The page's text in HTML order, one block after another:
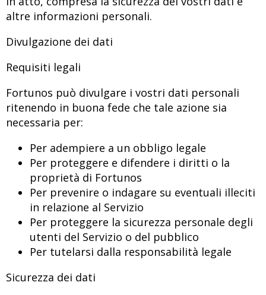
altre informazioni personali.
Divulgazione dei dati
Requisiti legali
Fortunos può divulgare i vostri dati personali
ritenendo in buona fede che tale azione sia
necessaria per:
Per adempiere a un obbligo legale
Per proteggere e difendere i diritti o la
proprietà di Fortunos
Per prevenire o indagare su eventuali illeciti
in relazione al Servizio
Per proteggere la sicurezza personale degli
utenti del Servizio o del pubblico
Per tutelarsi dalla responsabilità legale
Sicurezza dei dati